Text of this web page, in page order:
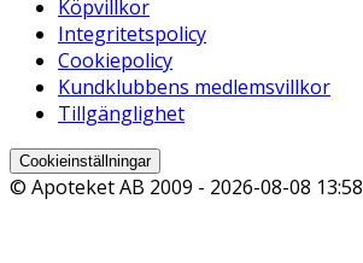
Köpvillkor
Integritetspolicy
Cookiepolicy
Kundklubbens medlemsvillkor
Tillgänglighet
Cookieinställningar
© Apoteket AB 2009 - 2026-08-08